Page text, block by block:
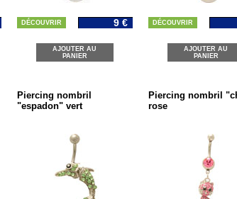
DÉCOUVRIR 9 €
AJOUTER AU
PANIER
DÉCOUVRIR
AJOUTER AU
PANIER
Piercing nombril
"espadon" vert
Piercing nombril
rose